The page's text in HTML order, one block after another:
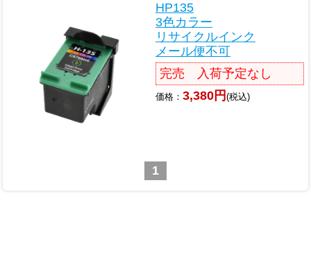
HP135
3色カラー
リサイクルインク
メール便不可
完売 入荷予定なし
価格： 3,380円 (税込)
1